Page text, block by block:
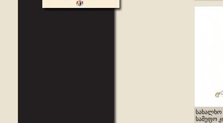
სახალხო
სამეფო